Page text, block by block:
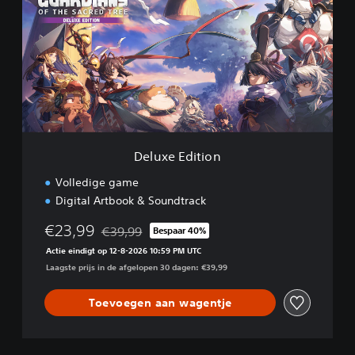
e
d
T
r
e
e
D
u
x
e
E
d
t
o
Deluxe Edition
Volledige game
Digital Artbook & Soundtrack
€23,99 Korting ten opzichte van de oorspronkelijke prijs
€39,99 Bespaar 40%
Actie eindigt op 12-8-2026 10:59 PM UTC
Laagste prijs in de afgelopen 30 dagen: €39,99
Toevoegen aan wagentje